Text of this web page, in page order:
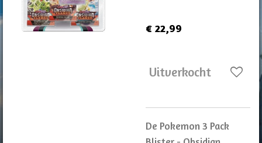
€ 22,99
Uitverkocht
De Pokemon 3 Pack